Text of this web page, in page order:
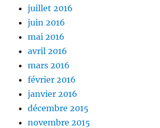
juillet 2016
juin 2016
mai 2016
avril 2016
mars 2016
février 2016
janvier 2016
décembre 2015
novembre 2015